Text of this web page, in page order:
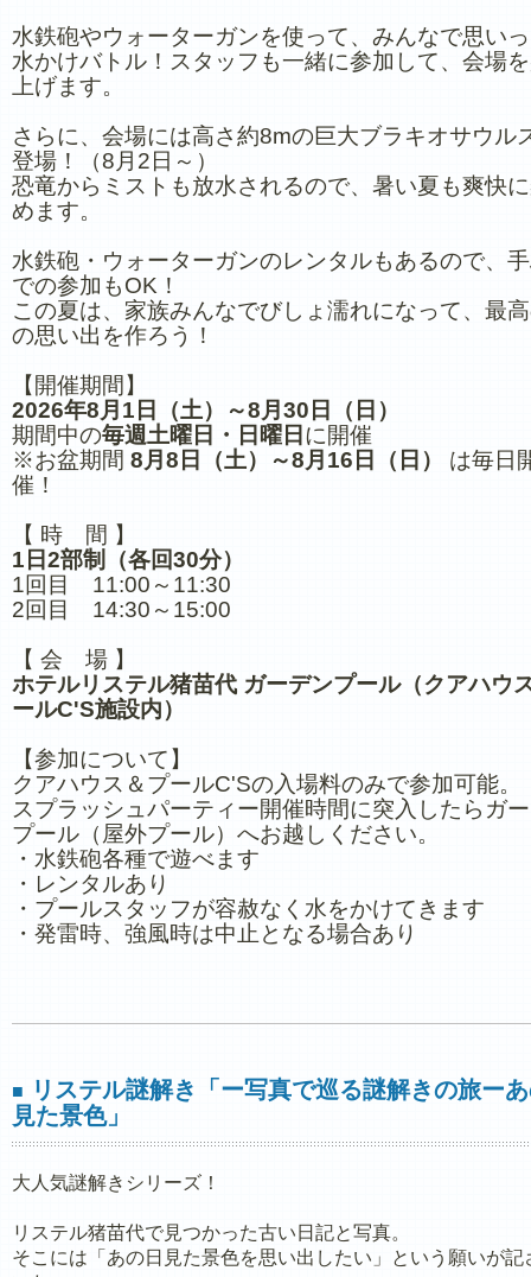
水鉄砲やウォーターガンを使って、みんなで思い
水かけバトル！スタッフも一緒に参加して、会場
上げます。
さらに、会場には高さ約8mの巨大ブラキオサウル
登場！（8月2日～）
恐竜からミストも放水されるので、暑い夏も爽快
めます。
水鉄砲・ウォーターガンのレンタルもあるので、
での参加もOK！
この夏は、家族みんなでびしょ濡れになって、最
の思い出を作ろう！
【開催期間】
2026年8月1日（土）～8月30日（日）
期間中の毎週土曜日・日曜日 に開催
※お盆期間 8月8日（土）～8月16日（日）
は毎日
催！
【 時 間 】
1日2部制（各回30分）
1回目 11:00～11:30
2回目 14:30～15:00
【 会 場 】
ホテルリステル猪苗代 ガーデンプール（クアハウ
ールC'S施設内）
【参加について】
クアハウス＆プールC'Sの入場料のみで参加可能。
スプラッシュパーティー開催時間に突入したらガ
プール（屋外プール）へお越しください。
・水鉄砲各種で遊べます
・レンタルあり
・プールスタッフが容赦なく水をかけてきます
・発雷時、強風時は中止となる場合あり
■
リステル謎解き「ー写真で巡る謎解きの旅ー
見た景色」
大人気謎解きシリーズ！
リステル猪苗代で見つかった古い日記と写真。
そこには「あの日見た景色を思い出したい」という願いが記